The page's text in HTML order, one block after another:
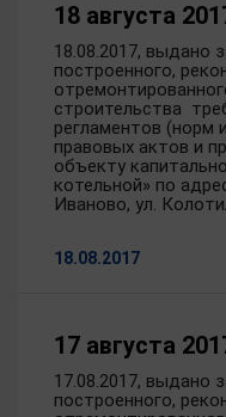
18 августа
18.08.2017, выдано
построенного,
строительства
регламентов (норм
правовых актов и
объекту
котельной» по
Иваново, ул.
18.08.2017
17 августа
17.08.2017, выдано
построенного,